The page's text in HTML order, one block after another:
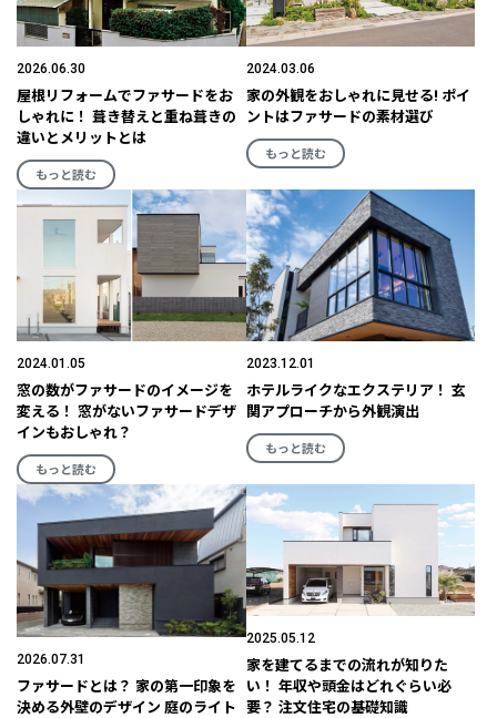
2026.06.30
屋根リフォームでファサードをお
しゃれに！ 葺き替えと重ね葺きの
違いとメリットとは
もっと読む
2024.03.06
家の外観をおしゃれに見せる! ポイ
ントはファサードの素材選び
もっと読む
2024.01.05
窓の数がファサードのイメージを
変える！ 窓がないファサードデザ
インもおしゃれ？
もっと読む
2023.12.01
ホテルライクなエクステリア！ 玄
関アプローチから外観演出
もっと読む
2026.07.31
ファサードとは？ 家の第一印象を
決める外壁のデザイン 庭のライト
2025.05.12
家を建てるまでの流れが知りた
い！ 年収や頭金はどれぐらい必
要？ 注文住宅の基礎知識